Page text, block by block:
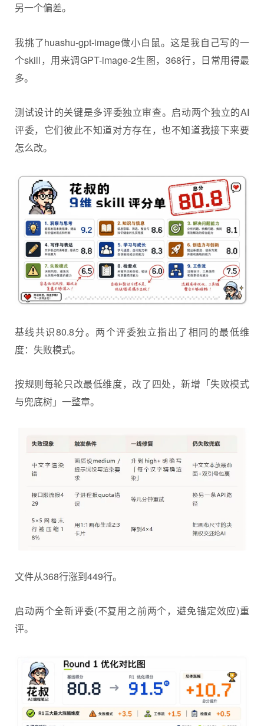
另一个偏差。
我挑了huashu-gpt-image做小白鼠。这是我自己写的一
个skill，用来调GPT-image-2生图，368行，日常用得最
多。
测试设计的关键是多评委独立审查。启动两个独立的AI
评委，它们彼此不知道对方存在，也不知道我接下来要
怎么改。
基线共识80.8分。两个评委独立指出了相同的最低维
度：失败模式。
按规则每轮只改最低维度，改了四处，新增「失败模式
与兜底树」一整章。
文件从368行涨到449行。
启动两个全新评委(不复用之前两个，避免锚定效应)重
评。